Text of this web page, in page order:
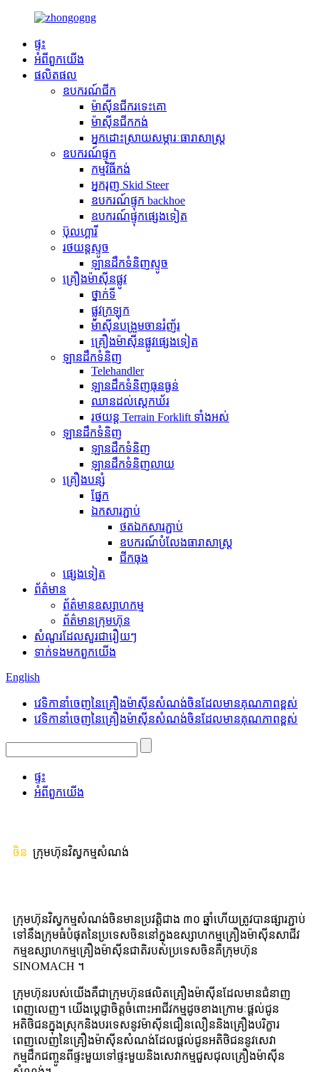
ផ្ទះ
អំពី​ពួក​យើង
ផលិតផល
ឧបករណ៍ជីក
ម៉ាស៊ីនជីករទេះគោ
ម៉ាស៊ីនជីកកង់
អ្នកដោះស្រាយសម្ភារៈធារាសាស្ត្រ
ឧបករណ៍ផ្ទុក
កម្មវិធី​កង់
អ្នករុញ Skid Steer
ឧបករណ៍ផ្ទុក backhoe
ឧបករណ៍ផ្ទុកផ្សេងទៀត
ប៊ុលហ្គារី
រថយន្តស្ទូច
ឡានដឹកទំនិញស្ទូច
គ្រឿងម៉ាស៊ីនផ្លូវ
ថ្នាក់ទី
ផ្លូវក្រឡុក
ម៉ាស៊ីនបង្រួមចានរំញ័រ
គ្រឿងម៉ាស៊ីនផ្លូវផ្សេងទៀត
ឡានដឹកទំនិញ
Telehandler
ឡានដឹកទំនិញធុនធ្ងន់
ឈានដល់ស្តេកឃ័រ
រថយន្ត Terrain Forklift ទាំងអស់
ឡានដឹកទំនិញ
ឡានដឹកទំនិញ
ឡានដឹកទំនិញលាយ
គ្រឿងបន្សំ
ផ្នែក
ឯកសារភ្ជាប់
ថតឯកសារភ្ជាប់
ឧបករណ៍បំលែងធារាសាស្ត្រ
ជីកធុង
ផ្សេងទៀត
ព័ត៌មាន
ព័ត៌មានឧស្សាហកម្ម
ព័ត៌មានក្រុមហ៊ុន
សំណួរដែលសួរជារឿយៗ
ទាក់ទង​មក​ពួក​យើង
English
វេទិកានាំចេញនៃគ្រឿងម៉ាស៊ីនសំណង់ចិនដែលមានគុណភាពខ្ពស់
វេទិកានាំចេញនៃគ្រឿងម៉ាស៊ីនសំណង់ចិនដែលមានគុណភាពខ្ពស់
ផ្ទះ
អំពី​ពួក​យើង
ចិន ក្រុមហ៊ុនវិស្វកម្មសំណង់
ក្រុមហ៊ុនវិស្វកម្មសំណង់ចិនមានប្រវត្តិជាង ៣០ ឆ្នាំហើយត្រូវបានផ្សារភ្ជាប់
ទៅនឹងក្រុមធំបំផុតនៃប្រទេសចិននៅក្នុងឧស្សាហកម្មគ្រឿងម៉ាស៊ីនសាជីវ
កម្មឧស្សាហកម្មគ្រឿងម៉ាស៊ីនជាតិរបស់ប្រទេសចិនគឺក្រុមហ៊ុន
SINOMACH ។
ក្រុមហ៊ុនរបស់យើងគឺជាក្រុមហ៊ុនផលិតគ្រឿងម៉ាស៊ីនដែលមានជំនាញ
ពេញលេញ។ យើងប្តេជ្ញាចិត្តចំពោះអាជីវកម្មដូចខាងក្រោមៈផ្តល់ជូន
អតិថិជនក្នុងស្រុកនិងបរទេសនូវម៉ាស៊ីនជឿនលឿននិងគ្រឿងបរិក្ខារ
ពេញលេញនៃគ្រឿងម៉ាស៊ីនសំណង់ដែលផ្តល់ជូនអតិថិជននូវសេវា
កម្មដឹកជញ្ចូនពីផ្ទះមួយទៅផ្ទះមួយនិងសេវាកម្មជួសជុលគ្រឿងម៉ាស៊ីន